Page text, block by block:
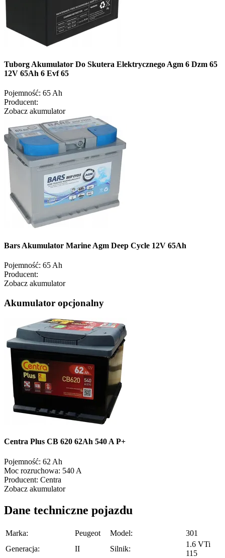
Tuborg Akumulator Do Skutera Elektrycznego Agm 6 Dzm 65
12V 65Ah 6 Evf 65
Pojemność: 65 Ah
Producent:
Zobacz akumulator
Bars Akumulator Marine Agm Deep Cycle 12V 65Ah
Pojemność: 65 Ah
Producent:
Zobacz akumulator
Akumulator opcjonalny
Centra Plus CB 620 62Ah 540 A P+
Pojemność: 62 Ah
Moc rozruchowa: 540 A
Producent: Centra
Zobacz akumulator
Dane techniczne pojazdu
Marka: Peugeot Model:
301
Generacja:
II Silnik:
1.6 VTi
115